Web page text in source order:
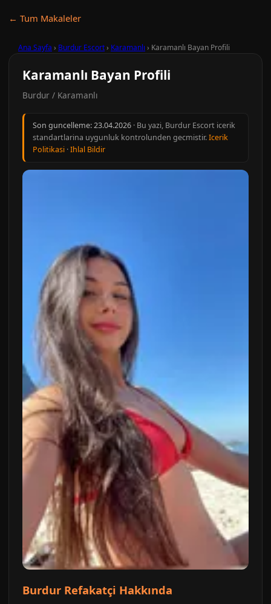
← Tum Makaleler
Ana Sayfa › Burdur Escort› Karamanlı › Karamanlı Bayan Profili
Karamanlı Bayan Profili
Burdur / Karamanlı
Son guncelleme:23.04.2026 · Bu yazi, Burdur Escort icerik
standartlarina uygunluk kontrolunden gecmistir.Icerik
Politikasi ·Ihlal Bildir
Burdur Refakatçi Hakkında